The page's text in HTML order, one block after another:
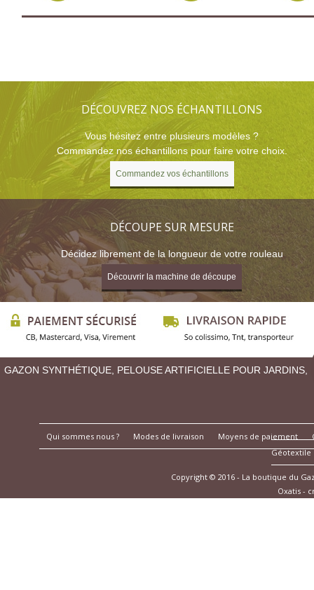
DÉCOUVREZ NOS ÉCHANTILLONS
Vous hésitez entre plusieurs modèles ?
Commandez nos échantillons pour faire votre choix.
Commandez vos échantillons
DÉCOUPE SUR MESURE
Décidez librement de la longueur de votre rouleau
Découvrir la machine de découpe
GAZON SYNTHÉTIQUE, PELOUSE ARTIFICIELLE POUR JARDINS,
Qui sommes nous ? Modes de livraison Moyens de paiement
Géotextile
Copyright © 2016 - La boutique du
Oxatis -